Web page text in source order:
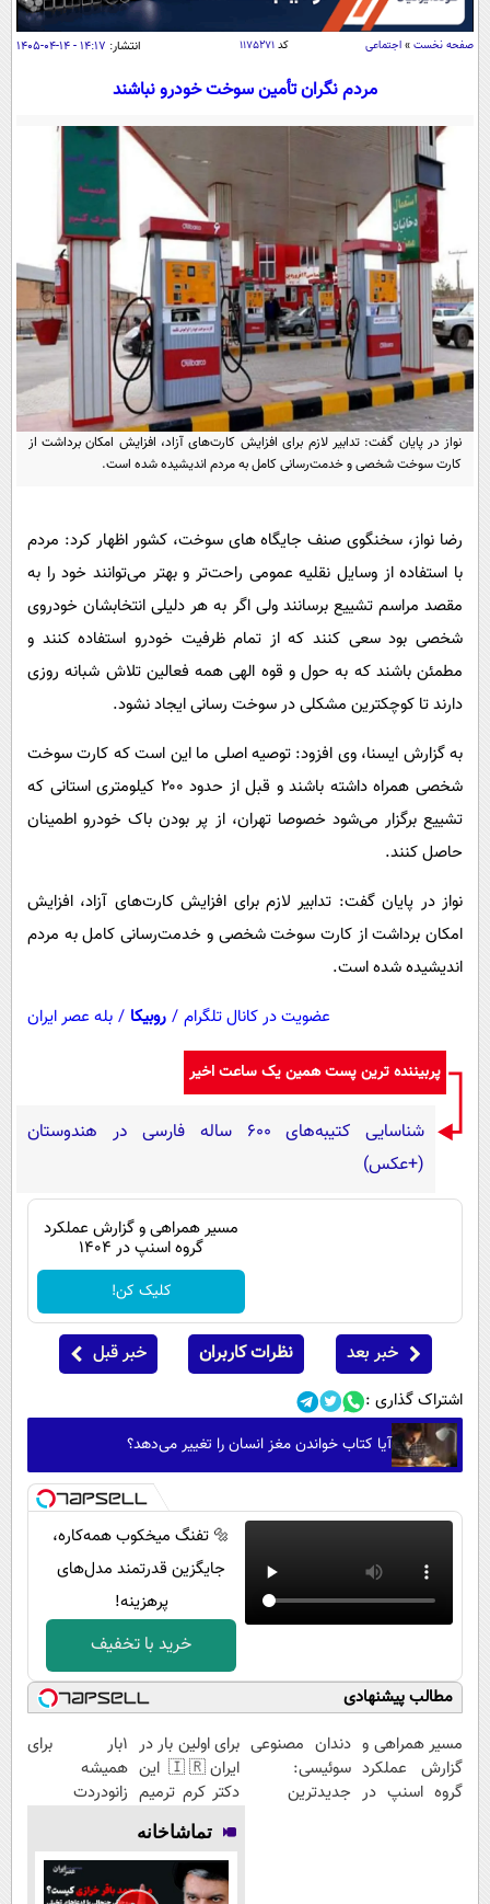
اقتصاد
اقتصادی
جامعه
سلامت
یک برش دانایی
محیط زیست
سفر و تفریح
سیاست خارجی
فرهنگ و هنر
علم و دانش
فناوری و It
علمی
اخبار کریپتو
قرآن
گوناگون
سرگرمی
باشگاه مغز
مجله تصویری سلاح
فیلم
اقتصاد
ورزش
سیاست
فناوری
گوناگون
محیط زیست
سلامت
فرهنگی
بین الملل
اجتماعی
سیاست خارجی
عصر ایران 2
خواندنی ها و دیدنی ها
داستان کوتاه
روانشناسی
آشپزی
دانلود
آموزش زبان
صفحه نخست » اجتماعی کد ۱۱۷۵۲۷۱ انتشار: ۱۴:۱۷ - ۱۴-۰۴-۱۴۰۵
مردم نگران تأمین سوخت خودرو نباشند
نواز در پایان گفت: تدابیر لازم برای افزایش کارت‌های آزاد، افزایش امکان برداشت از
کارت سوخت شخصی و خدمت‌رسانی کامل به مردم اندیشیده شده است.
رضا نواز، سخنگوی صنف جایگاه های سوخت، کشور اظهار کرد: مردم
با استفاده از وسایل نقلیه عمومی راحت‌تر و بهتر می‌توانند خود را به
مقصد مراسم تشییع برسانند ولی اگر به هر دلیلی انتخابشان خودروی
شخصی بود سعی کنند که از تمام ظرفیت خودرو استفاده کنند و
مطمئن باشند که به حول و قوه الهی همه فعالین تلاش شبانه روزی
دارند تا کوچکترین مشکلی در سوخت رسانی ایجاد نشود.
به گزارش ایسنا، وی افزود: توصیه اصلی ما این است که کارت سوخت
شخصی همراه داشته باشند و قبل از حدود ۲۰۰ کیلومتری استانی که
تشییع برگزار می‌شود خصوصا تهران، از پر بودن باک خودرو اطمینان
حاصل کنند.
نواز در پایان گفت: تدابیر لازم برای افزایش کارت‌های آزاد، افزایش
امکان برداشت از کارت سوخت شخصی و خدمت‌رسانی کامل به مردم
اندیشیده شده است.
عضویت در کانال تلگرام / روبیکا / بله عصر ایران
پربیننده ترین پست همین یک ساعت اخیر
شناسایی کتیبه‌های ۶۰۰ ساله فارسی در هندوستان
(+عکس)
مسیر همراهی و گزارش عملکرد
گروه اسنپ در ۱۴۰۴
کلیک کن!
خبر بعد نظرات کاربران خبر قبل
اشتراک گذاری :
آیا کتاب خواندن مغز انسان را تغییر می‌دهد؟
🔩 تفنگ میخکوب همه‌کاره،
جایگزین قدرتمند مدل‌های
پرهزینه!
خرید با تخفیف
مطالب پیشنهادی
مسیر همراهی و
گزارش عملکرد
گروه اسنپ در
دندان مصنوعی
سوئیسی:
جدیدترین
برای اولین بار در
ایران🇮🇷 این
دکتر کرم ترمیم
کننده 23 روزه
ساخت!
1بار برای
همیشه
زانودردت
آلمان)
◂پرسشنامه▸
تماشاخانه